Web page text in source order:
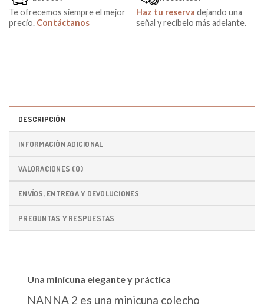
Te ofrecemos siempre el mejor
precio. Contáctanos
Haz tu reserva dejando una
señal y recíbelo más adelante.
DESCRIPCIÓN
INFORMACIÓN ADICIONAL
VALORACIONES (0)
ENVÍOS, ENTREGA Y DEVOLUCIONES
PREGUNTAS Y RESPUESTAS
Una minicuna elegante y práctica
NANNA 2 es una minicuna colecho